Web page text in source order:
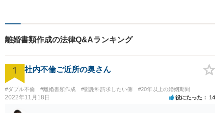
です。 ご相談を躊躇われてい
る方もお気軽に、ご相談にい
らしてください。
離婚書類作成の法律Q&Aランキング
1 社内不倫ご近所の奥さん
#ダブル不倫 #離婚書類作成 #慰謝料請求したい側 #20年以上の婚姻期間
2022年11月18日 役にたった 14